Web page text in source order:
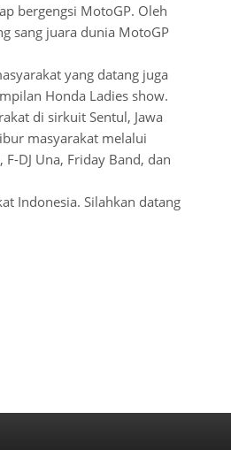
bergengsi MotoGP. Oleh
sang juara dunia MotoGP
yang datang juga
Honda Ladies show.
di sirkuit Sentul, Jawa
masyarakat melalui
DJ Una, Friday Band, dan
Indonesia. Silahkan datang